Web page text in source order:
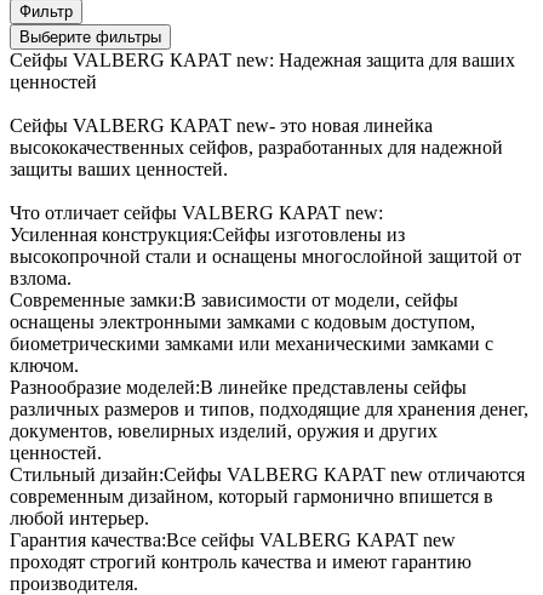
Фильтр
Выберите фильтры
Сейфы VALBERG КАРАТ new: Надежная защита для ваших
ценностей
Сейфы VALBERG КАРАТ new- это новая линейка
высококачественных сейфов, разработанных для надежной
защиты ваших ценностей.
Что отличает сейфы VALBERG КАРАТ new:
Усиленная конструкция:Сейфы изготовлены из
высокопрочной стали и оснащены многослойной защитой от
взлома.
Современные замки:В зависимости от модели, сейфы
оснащены электронными замками с кодовым доступом,
биометрическими замками или механическими замками с
ключом.
Разнообразие моделей:В линейке представлены сейфы
различных размеров и типов, подходящие для хранения денег,
документов, ювелирных изделий, оружия и других
ценностей.
Стильный дизайн:Сейфы VALBERG КАРАТ new отличаются
современным дизайном, который гармонично впишется в
любой интерьер.
Гарантия качества:Все сейфы VALBERG КАРАТ new
проходят строгий контроль качества и имеют гарантию
производителя.